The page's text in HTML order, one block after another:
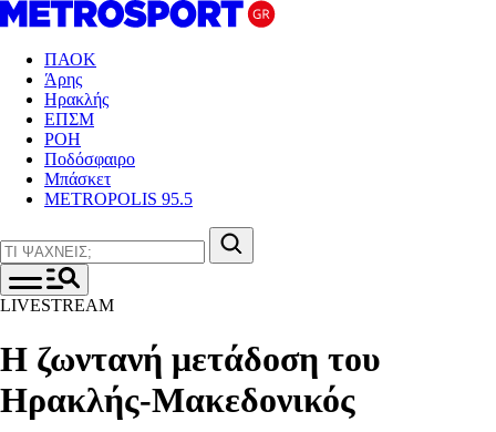
ΠΑΟΚ
Άρης
Ηρακλής
ΕΠΣΜ
ΡΟΗ
Ποδόσφαιρο
Μπάσκετ
METROPOLIS 95.5
LIVESTREAM
Η ζωντανή μετάδοση του
Ηρακλής-Μακεδονικός